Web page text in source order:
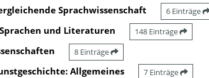
Sprachwissenschaft 6 Einträge
und Literaturen 148 Einträge
8 Einträge
Allgemeines 7 Einträge